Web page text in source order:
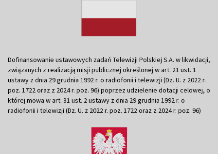
Dofinansowanie ustawowych zadań Telewizji Polskiej S.A. w likwidacji,
związanych z realizacją misji publicznej określonej w art. 21 ust. 1
ustawy z dnia 29 grudnia 1992 r. o radiofonii i telewizji (Dz. U. z 2022 r.
poz. 1722 oraz z 2024 r. poz. 96) poprzez udzielenie dotacji celowej, o
której mowa w art. 31 ust. 2 ustawy z dnia 29 grudnia 1992 r. o
radiofonii i telewizji (Dz. U. z 2022 r. poz. 1722 oraz z 2024 r. poz. 96)